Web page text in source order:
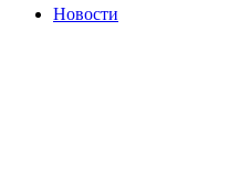
Новости